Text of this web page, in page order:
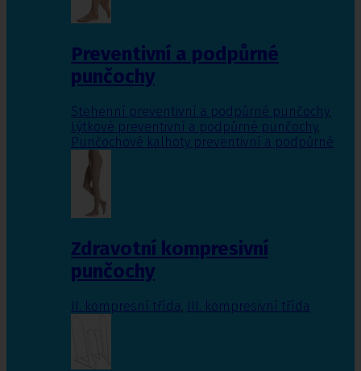
Preventivní a podpůrné
punčochy
Stehenní preventivní a podpůrné punčochy,
Lýtkové preventivní a podpůrné punčochy,
Punčochové kalhoty preventivní a podpůrné
Zdravotní kompresivní
punčochy
II. kompresní třída III. kompresivní třída